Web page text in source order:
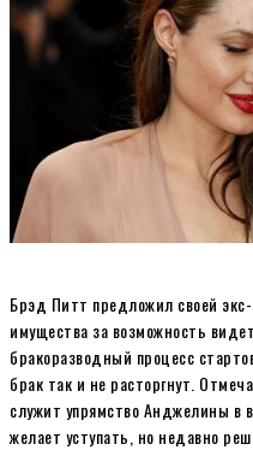
Брэд Питт предложил своей
имущества за возможность
бракоразводный процесс
брак так и не расторгнут.
служит упрямство Анджелины в
желает уступать, но недавно